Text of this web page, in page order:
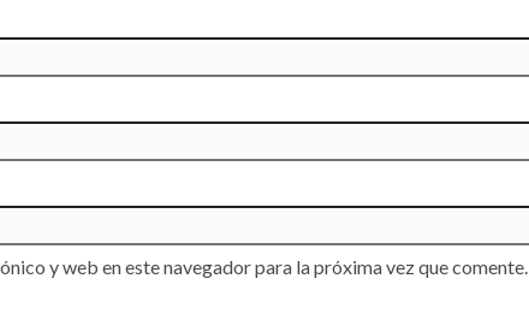
y web en este navegador para la próxima vez que comente.